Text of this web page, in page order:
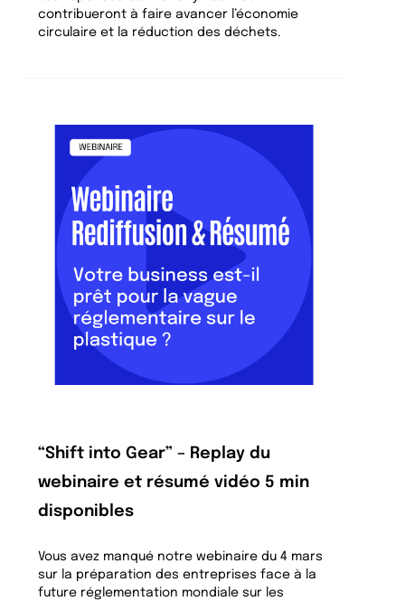
contribueront à faire avancer l’économie
circulaire et la réduction des déchets.
“Shift into Gear” – Replay du
webinaire et résumé vidéo 5 min
disponibles
Vous avez manqué notre webinaire du 4 mars
sur la préparation des entreprises face à la
future réglementation mondiale sur les